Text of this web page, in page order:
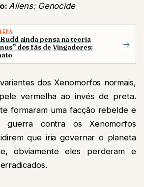
Aliens: Genocide
ainda pensa na teoria
dos fãs de Vingadores:
→
dos Xenomorfos normais,
vermelha ao invés de preta.
formaram uma facção rebelde e
guerra contra os Xenomorfos
que iria governar o planeta
obviamente eles perderam e